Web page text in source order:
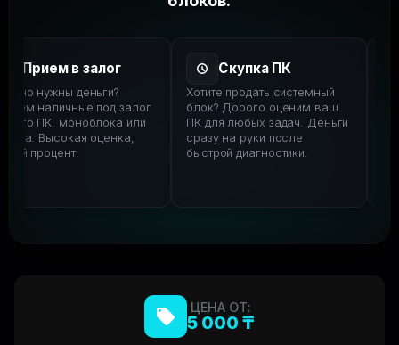
Прием в залог
нужны деньги?
наличные под залог
ПК, моноблока или
Высокая оценка,
процент.
Скупка ПК
Хотите продать системный
блок? Дорого оценим ваш
ПК для любых задач. Деньги
сразу на руки после
быстрой диагностики.
ЦЕНА ОТ:
5 000 ₸